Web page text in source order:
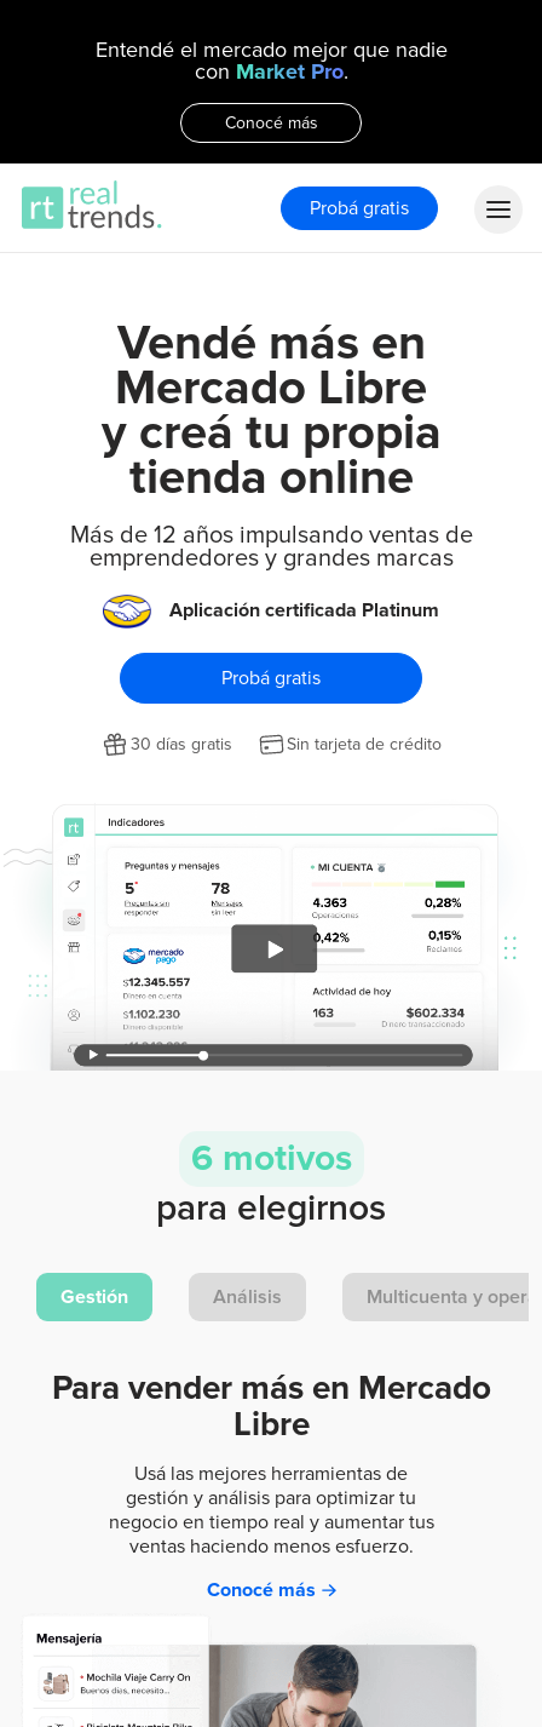
Entendé el mercado mejor que nadie
con Market Pro.
Conocé más
Probá gratis
Vendé más en
Mercado Libre
y creá tu propia
tienda online
Más de 12 años impulsando ventas de
emprendedores y grandes marcas
Aplicación certificada Platinum
Probá gratis
30 días gratis Sin tarjeta de crédito
6 motivos
para elegirnos
Gestión Análisis Multicuenta y
Para vender más en Mercado
Libre
Usá las mejores herramientas de
gestión y análisis para optimizar tu
negocio en tiempo real y aumentar tus
ventas haciendo menos esfuerzo.
Conocé más